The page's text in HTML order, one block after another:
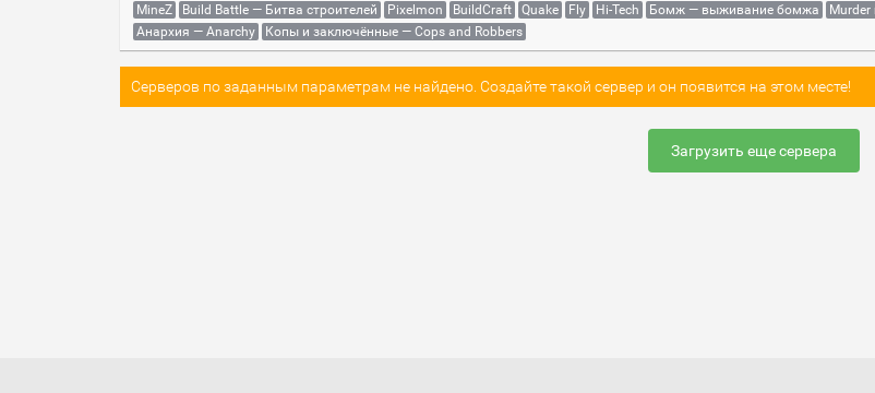
MineZ
Build Battle — Битва строителей Pixelmon BuildCraft Quake Fly Hi-Tech Бомж — выживание бомжа
Анархия — Anarchy
Копы и заключённые — Cops and Robbers
Серверов по заданным параметрам не найдено. Создайте такой сервер и он появится на этом месте!
Загрузить еще сервера